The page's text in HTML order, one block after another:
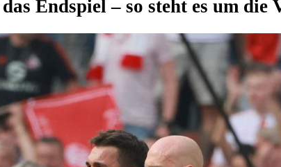
Endspiel – so steht es um die